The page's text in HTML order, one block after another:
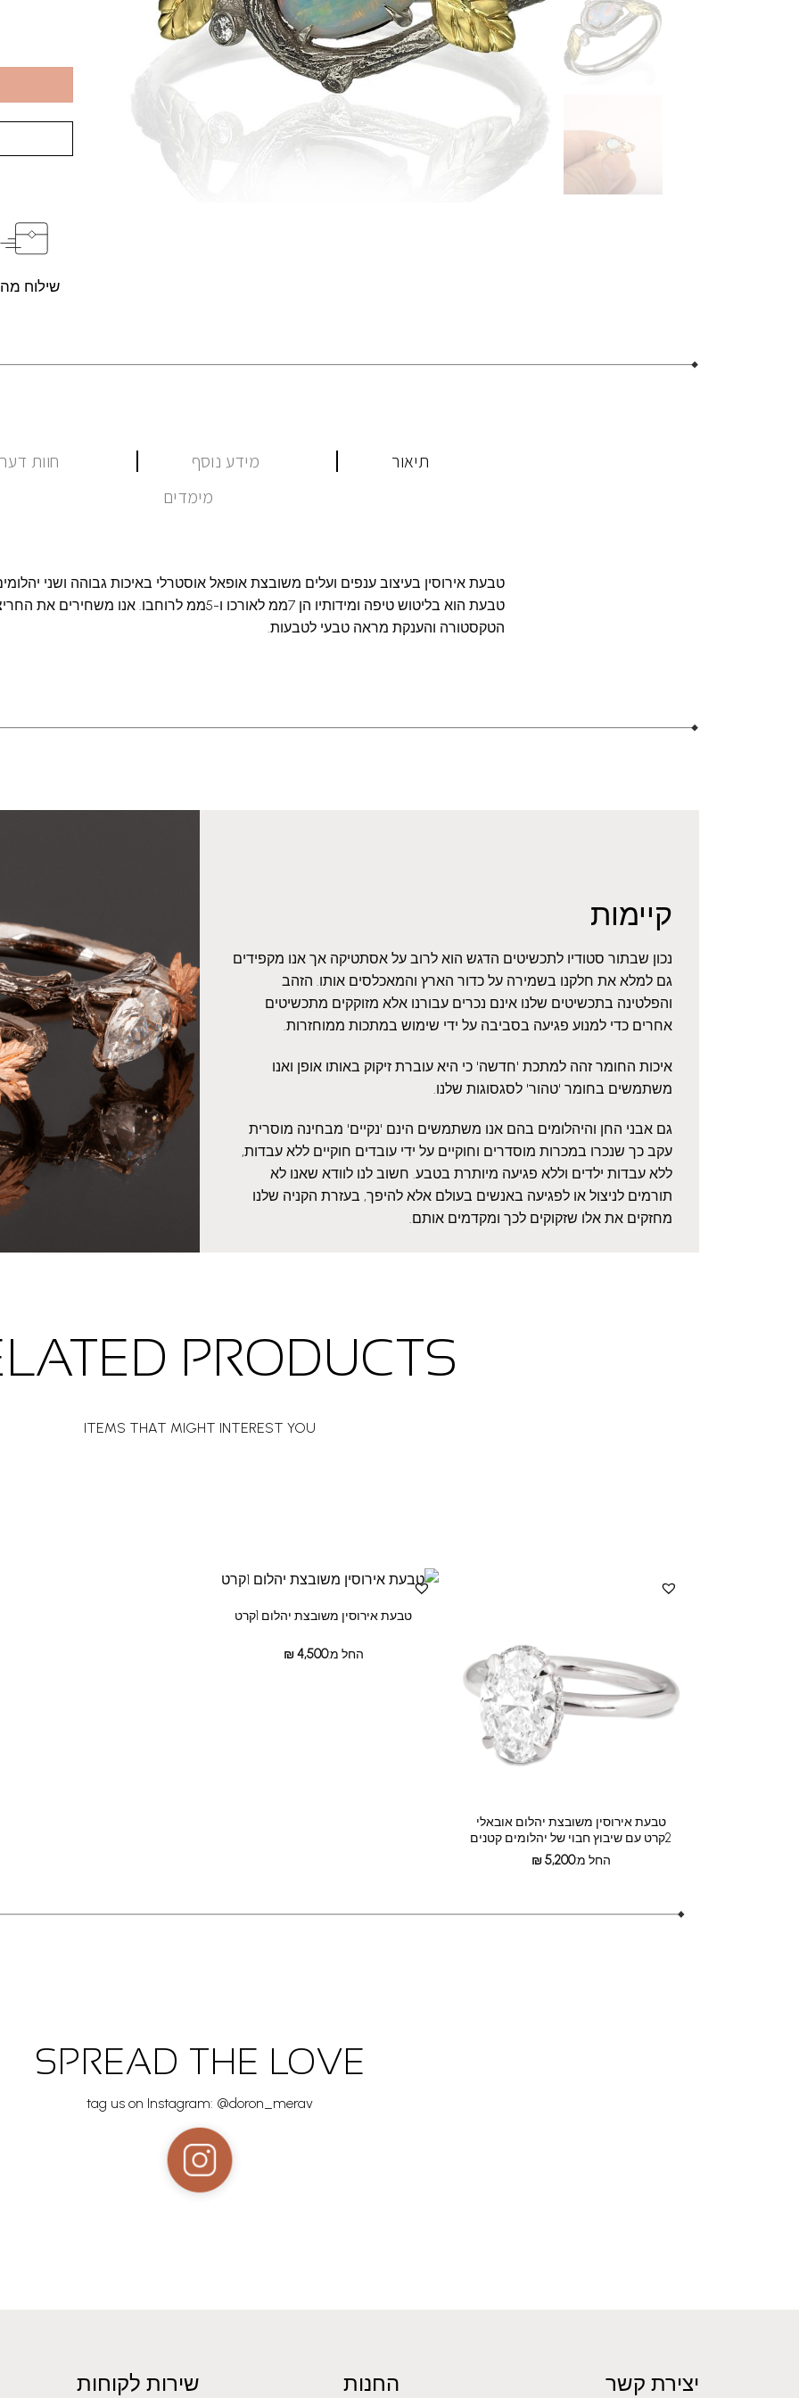
שילוח
תיאור מידע נוסף
חוות דעת
מימדים
טבעת אירוסין בעיצוב ענפים ועלים משובצת אופאל אוסטרלי באיכות גבוהה ושני
טבעת הוא בליטוש טיפה ומידותיו הן 7ממ לאורכו ו-5ממ לרוחבו.
הטקסטורה והענקת מראה טבעי לטבעות.
קיימות
נכון שבתור סטודיו לתכשיטים הדגש הוא לרוב על אסתטיקה אך אנו מקפידים
גם למלא את חלקנו בשמירה על כדור הארץ והמאכלסים אותו. הזהב
והפלטינה בתכשיטים שלנו אינם נכרים עבורנו אלא מזוקקים מתכשיטים
אחרים כדי למנוע פגיעה בסביבה על ידי שימוש במתכות ממוחזרות.
איכות החומר זהה למתכת 'חדשה' כי היא עוברת זיקוק באותו אופן ואנו
משתמשים בחומר 'טהור' לסגסוגות שלנו.
גם אבני החן והיהלומים בהם אנו משתמשים הינם 'נקיים' מבחינה מוסרית
עקב כך שנכרו במכרות מוסדרים וחוקיים על ידי עובדים חוקיים ללא עבדות,
ללא עבדות ילדים וללא פגיעה מיותרת בטבע. חשוב לנו לוודא שאנו לא
תורמים לניצול או לפגיעה באנשים בעולם אלא להיפך, בעזרת הקניה שלנו
מחזקים את אלו שזקוקים לכך ומקדמים אותם.
PRODUCTS
ITEMS THAT MIGHT INTEREST YOU
טבעת אירוסין משובצת יהלום אובאלי
2קרט עם שיבוץ חבוי של יהלומים קטנים
החל מ:
₪5,200
טבעת אירוסין משובצת יהלום 1קרט
החל מ: ₪4,500
SPREAD THE LOVE
tag us on Instagram: @doron_merav
יצירת קשר החנות שירות לקוחות